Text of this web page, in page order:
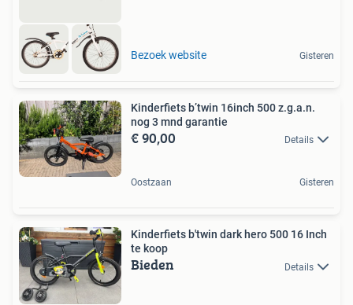
Bezoek website Gisteren
Kinderfiets b’twin 16inch 500 z.g.a.n.
nog 3 mnd garantie
€ 90,00 Details
Oostzaan Gisteren
Kinderfiets b'twin dark hero 500 16 Inch
te koop
Bieden Details